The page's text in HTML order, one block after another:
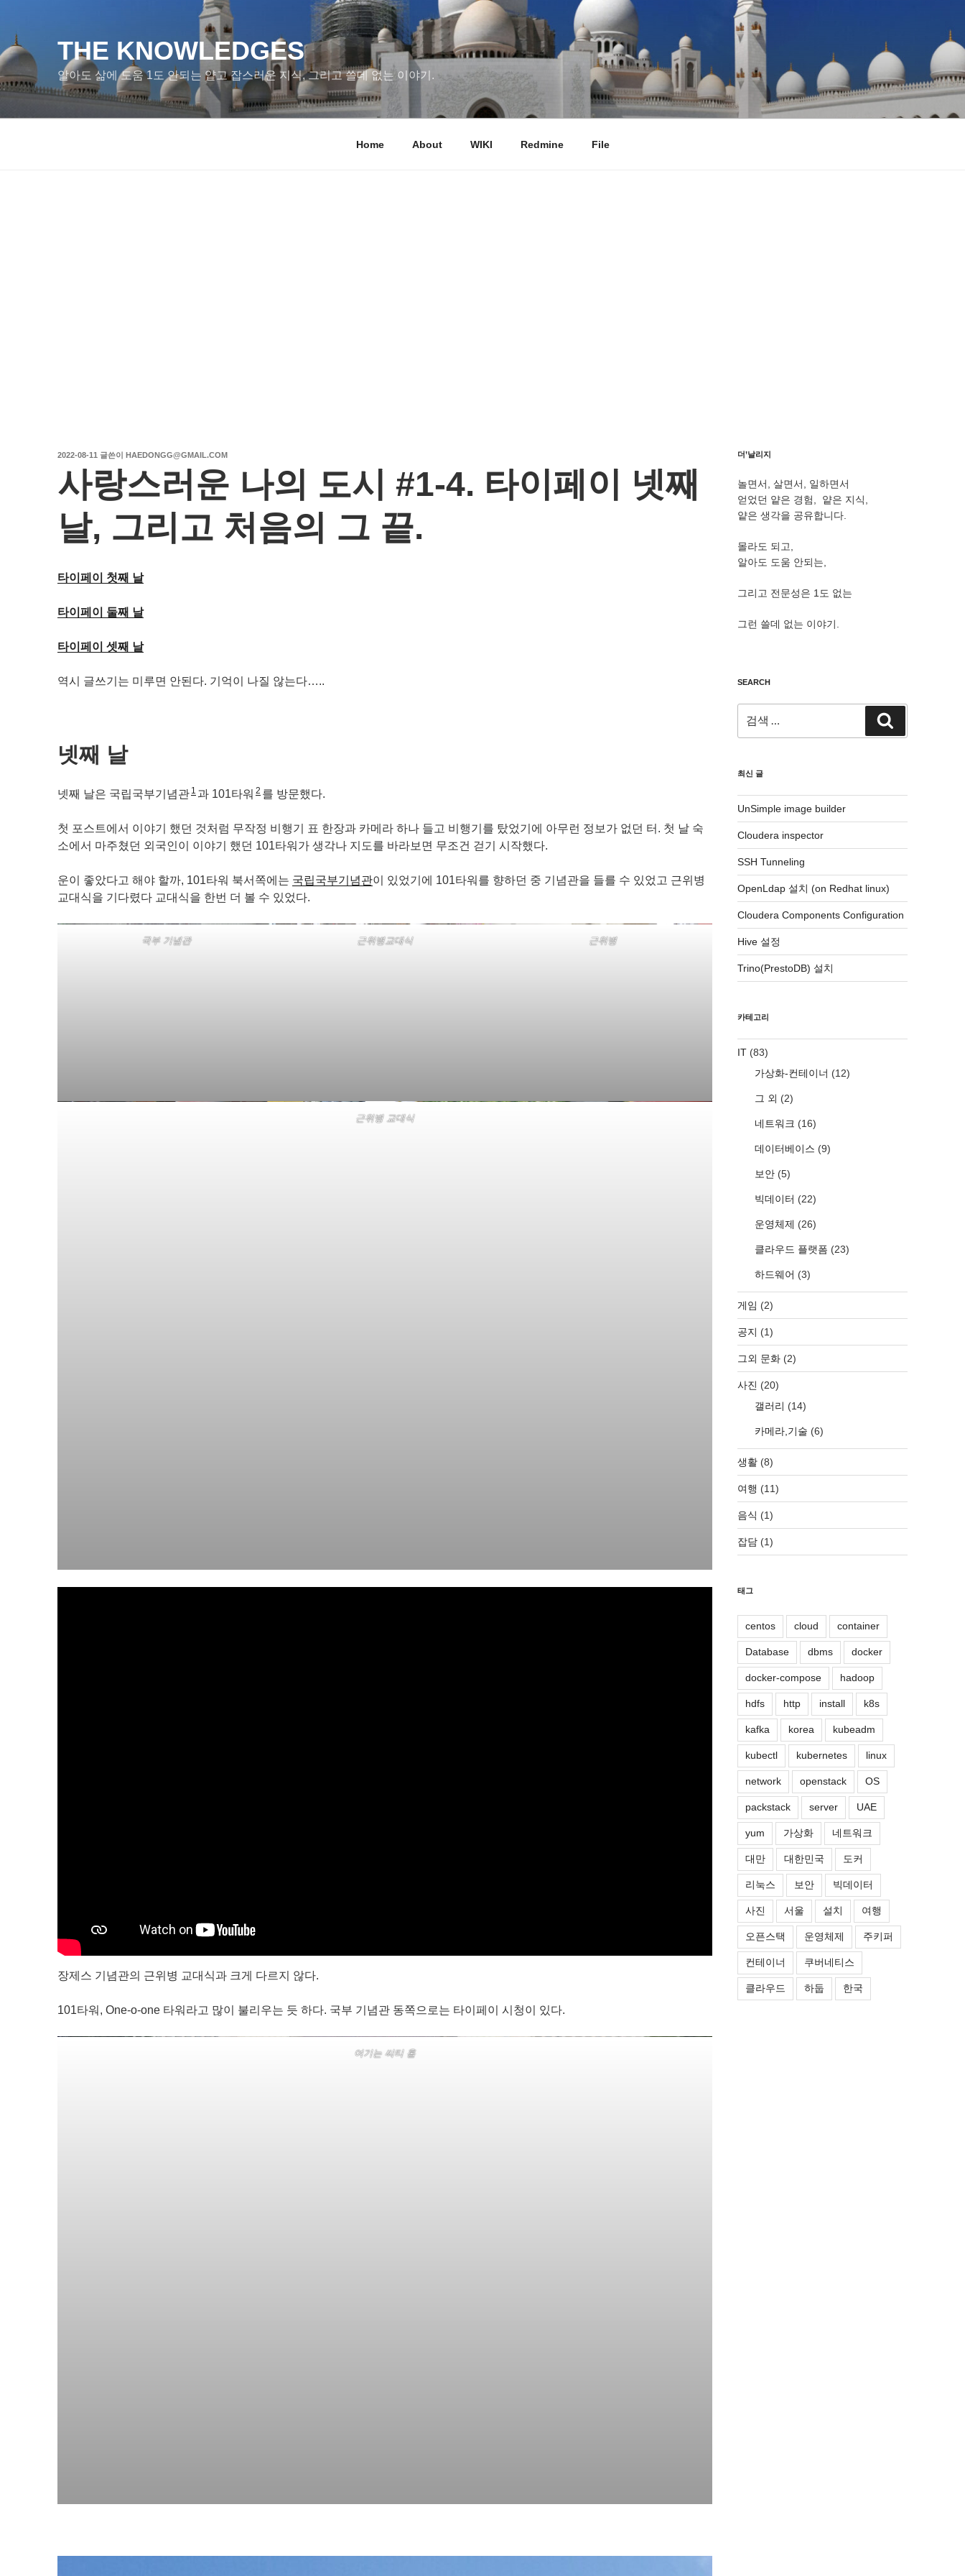
로
바
로
THE KNOWLEDGES
알아도 삶에 도움 1도 안되는 얕고 잡스러운 지식, 그리고 쓸데 없는 이야기.
Home About WIKI Redmine File
작
자
2022-08-11 글쓴이 HAEDONGG@GMAIL.COM
사랑스러운 나의 도시 #1-4. 타이페이 넷째
날, 그리고 처음의 그 끝.
타이페이 첫째 날
타이페이 둘째 날
타이페이 셋째 날
역시 글쓰기는 미루면 안된다. 기억이 나질 않는다…..
넷째 날
넷째 날은 국립국부기념관 1 과 101타워 2 를 방문했다.
첫 포스트에서 이야기 했던 것처럼 무작정 비행기 표 한장과 카메라 하나 들고 비행기를 탔었기에 아무런 정보가 없던 터. 첫 날 숙
소에서 마주쳤던 외국인이 이야기 했던 101타워가 생각나 지도를 바라보면 무조건 걷기 시작했다.
운이 좋았다고 해야 할까, 101타워 북서쪽에는 국립국부기념관이 있었기에 101타워를 향하던 중 기념관을 들를 수 있었고 근위병
교대식을 기다렸다 교대식을 한번 더 볼 수 있었다.
국부 기념관 근위병교대식 근위병
근위병 교대식
장제스 기념관의 근위병 교대식과 크게 다르지 않다.
101타워, One-o-one 타워라고 많이 불리우는 듯 하다. 국부 기념관 동쪽으로는 타이페이 시청이 있다.
여기는 씨티 홀
더’날리지
놀면서, 살면서, 일하면서
얻었던 얕은 경험, 얕은 지식,
얕은 생각을 공유합니다.
몰라도 되고,
알아도 도움 안되는,
그리고 전문성은 1도 없는
그런 쓸데 없는 이야기.
SEARCH
색:
색
최신 글
UnSimple image builder
Cloudera inspector
SSH Tunneling
OpenLdap 설치 (on Redhat linux)
Cloudera Components Configuration
Hive 설정
Trino(PrestoDB) 설치
카테고리
IT (83)
가상화-컨테이너 (12)
그 외 (2)
네트워크 (16)
데이터베이스 (9)
보안 (5)
빅데이터 (22)
운영체제 (26)
클라우드 플랫폼 (23)
하드웨어 (3)
게임 (2)
공지 (1)
그외 문화 (2)
사진 (20)
갤러리 (14)
카메라,기술 (6)
생활 (8)
여행 (11)
음식 (1)
잡담 (1)
태그
centos cloud container
Database dbms docker
docker-compose hadoop
hdfs http install k8s
kafka korea kubeadm
kubectl kubernetes linux
network openstack OS
packstack server UAE
yum 가상화 네트워크
대만 대한민국 도커
리눅스 보안 빅데이터
사진 서울 설치 여행
오픈스택 운영체제 주키퍼
컨테이너 쿠버네티스
클라우드 하둡 한국